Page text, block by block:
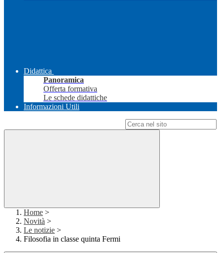
Didattica
Panoramica
Offerta formativa
Le schede didattiche
Informazioni Utili
Home >
Novità >
Le notizie >
Filosofia in classe quinta Fermi